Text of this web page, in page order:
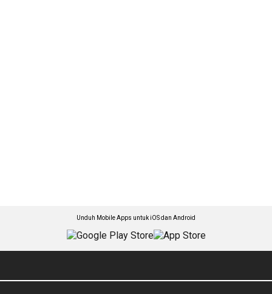
Unduh Mobile Apps untuk iOS dan Android